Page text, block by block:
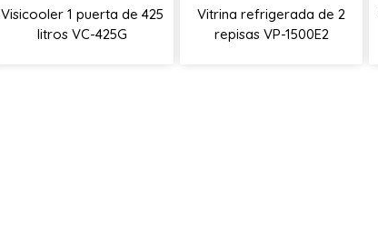
Visicooler 1 puerta de 425
litros VC-425G
Vitrina refrigerada de 2
repisas VP-1500E2